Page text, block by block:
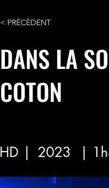
< PRÉCÉDENT
DANS LA
COTON
HD | 2023 |